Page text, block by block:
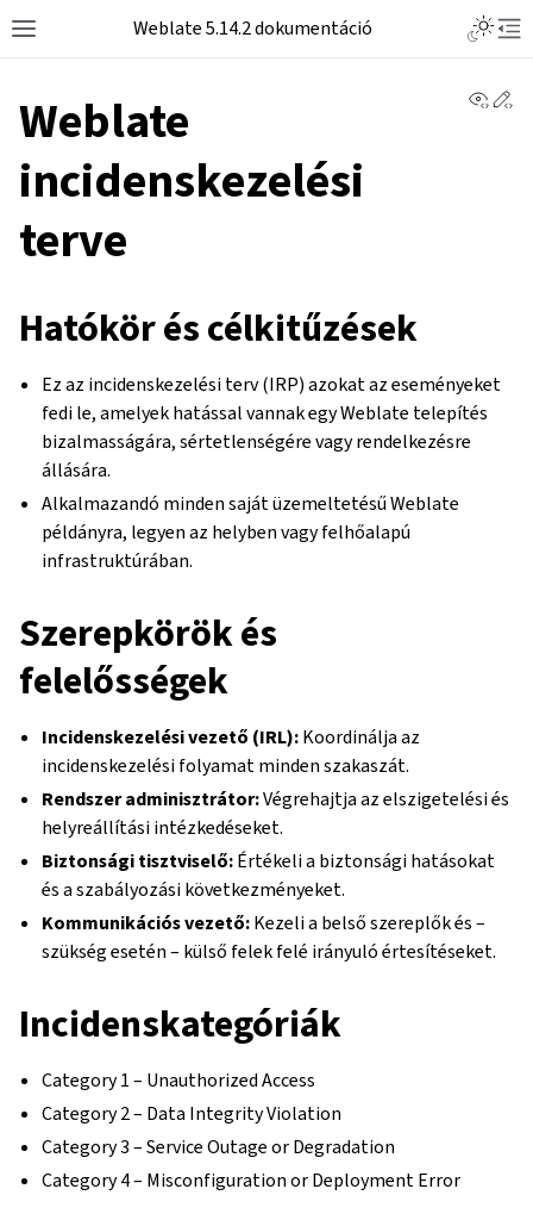
Weblate 5.14.2 dokumentáció
Weblate
incidenskezelési
terve
Hatókör és célkitűzések
Ez az incidenskezelési terv (IRP) azokat az eseményeket
fedi le, amelyek hatással vannak egy Weblate telepítés
bizalmasságára, sértetlenségére vagy rendelkezésre
állására.
Alkalmazandó minden saját üzemeltetésű Weblate
példányra, legyen az helyben vagy felhőalapú
infrastruktúrában.
Szerepkörök és
felelősségek
Incidenskezelési vezető (IRL):Koordinálja az
incidenskezelési folyamat minden szakaszát.
Rendszer adminisztrátor:Végrehajtja az elszigetelési és
helyreállítási intézkedéseket.
Biztonsági tisztviselő:Értékeli a biztonsági hatásokat
és a szabályozási következményeket.
Kommunikációs vezető:Kezeli a belső szereplők és –
szükség esetén – külső felek felé irányuló értesítéseket.
Incidenskategóriák
Category 1 – Unauthorized Access
Category 2 – Data Integrity Violation
Category 3 – Service Outage or Degradation
Category 4 – Misconfiguration or Deployment Error